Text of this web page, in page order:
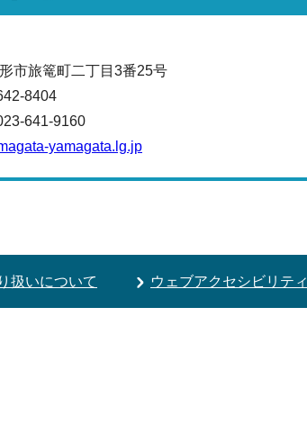
市旅篭町二丁目3番25号
8404
641-9160
yamagata.lg.jp
扱いについて ウェブアクセシビリティ